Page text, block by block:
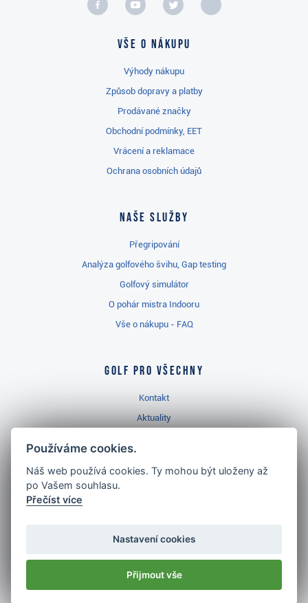
Vše o nákupu
Výhody nákupu
Způsob dopravy a platby
Prodávané značky
Obchodní podmínky, EET
Vrácení a reklamace
Ochrana osobních údajů
Naše služby
Přegripování
Analýza golfového švihu, Gap testing
Golfový simulátor
O pohár mistra Indooru
Vše o nákupu - FAQ
Golf pro všechny
Kontakt
Aktuality
Golfový slovník
Nejlépe hodnocený
v ČR
Používáme cookies.
Náš web používá cookies. Ty mohou být uloženy až
po Vašem souhlasu.
Přečíst více
Nastavení cookies
Přijmout vše